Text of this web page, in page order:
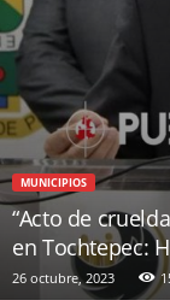
MUNICIPIOS
“Acto de
en Tochtepec:
26 octubre, 2023